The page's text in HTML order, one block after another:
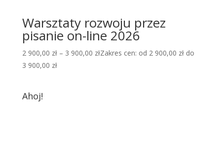
Warsztaty rozwoju przez
pisanie on-line 2026
2 900,00 zł – 3 900,00 złZakres cen: od 2 900,00 zł do
3 900,00 zł
Ahoj!